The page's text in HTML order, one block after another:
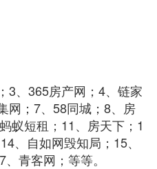
3、365房产网；4、链家
网；7、58同城；8、房
蚁短租；11、房天下；1
、自如网毁知局；15、
青客网；等等。